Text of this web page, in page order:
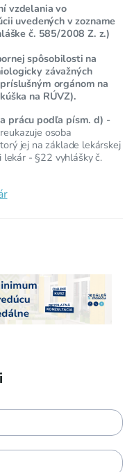
vzdelania vo
uvedených v zozname
č. 585/2008 Z. z.)
spôsobilosti na
závažných
orgánom na
na RÚVZ).
prácu podľa písm. d) -
osoba
jej na základe lekárskej
lekár - §22 vyhlášky č.